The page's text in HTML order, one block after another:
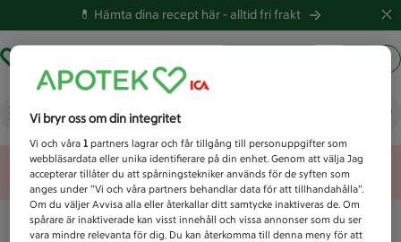
💊 Hämta dina recept här -alltid fri frakt
Vad letar du efter idag?
Unknown error
Vi bryr oss om din integritet
Vi och våra1 partners lagrar och får tillgång till personuppgifter som
webbläsardata eller unika identifierare på din enhet. Genom att välja Jag
accepterar tillåter du att spårningstekniker används för de syften som
anges under ”Vi och våra partners behandlar data för att tillhandahålla”.
Om du väljer Avvisa alla eller återkallar ditt samtycke inaktiveras de. Om
spårare är inaktiverade kan visst innehåll och vissa annonser som du ser
vara mindre relevanta för dig. Du kan återkomma till denna meny för att